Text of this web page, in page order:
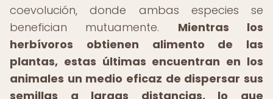
coevolución, donde ambas especies se
benefician mutuamente. Mientras los
herbívoros obtienen alimento de las
plantas, estas últimas encuentran en los
animales un medio eficaz de dispersar sus
semillas a largas distancias, lo que